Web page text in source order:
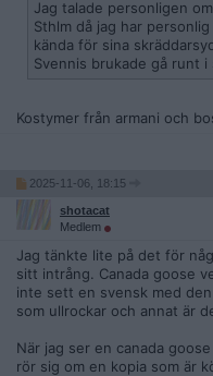
Jag talade personligen
Sthlm då jag har
kända för sina
Svennis brukade gå runt i
Kostymer från armani och
2025-11-06, 18:15
shotacat
Medlem
Jag tänkte lite på det för
sitt intrång. Canada goose
inte sett en svensk med
som ullrockar och annat är
När jag ser en canada
rör sig om en kopia som är